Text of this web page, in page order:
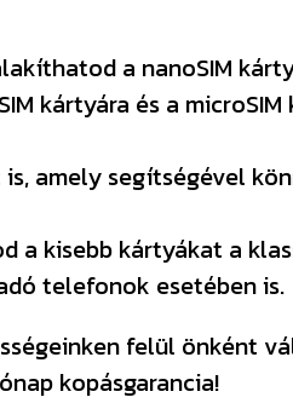
a nanoSIM
kártyára és a microSIM
amely segítségével
a kisebb kártyákat a
telefonok esetében is.
felül önként
kopásgarancia!